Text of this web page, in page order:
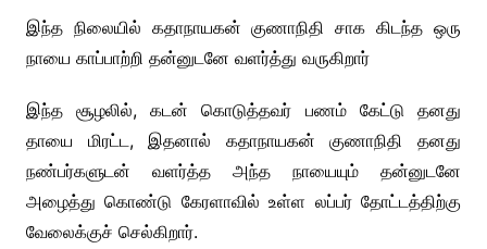
இந்த நிலையில் கதாநாயகன் குணாநிதி சாக கிடந்த ஒரு
நாயை காப்பாற்றி தன்னுடனே வளர்த்து வருகிறார்
இந்த சூழலில், கடன் கொடுத்தவர் பணம் கேட்டு தனது
தாயை மிரட்ட, இதனால் கதாநாயகன் குணாநிதி தனது
நண்பர்களுடன் வளர்த்த அந்த நாயையும் தன்னுடனே
அழைத்து கொண்டு கேரளாவில் உள்ள லப்பர் தோட்டத்திற்கு
வேலைக்குச் செல்கிறார்.